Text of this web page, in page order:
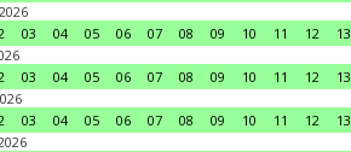
03 04 05 06 07 08 09 10 11 12 13
03 04 05 06 07 08 09 10 11 12 13
03 04 05 06 07 08 09 10 11 12 13